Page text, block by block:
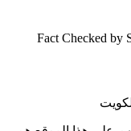
Fact Checked by